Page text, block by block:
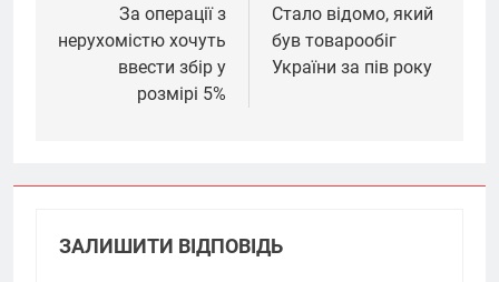
За операції з
нерухомістю хочуть
ввести збір у
розмірі 5%
Стало відомо, який
був товарообіг
України за пів року
ЗАЛИШИТИ ВІДПОВІДЬ